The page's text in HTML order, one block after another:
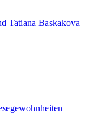
Tatiana Baskakova